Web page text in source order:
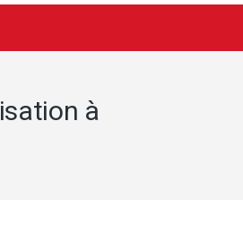
à